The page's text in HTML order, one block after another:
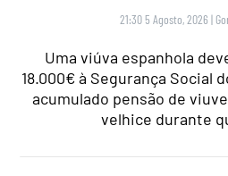
21:30 5 Agosto, 2026 |
Uma viúva espanhola
18.000€ à Segurança Social
acumulado pensão de
velhice durante